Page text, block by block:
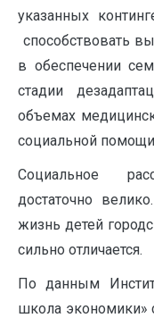
указанных
способствовать
в обеспечении
стадии
объемах
социальной помощи
Социальное
достаточно
жизнь детей
сильно отличается.
По данным
школа экономики»